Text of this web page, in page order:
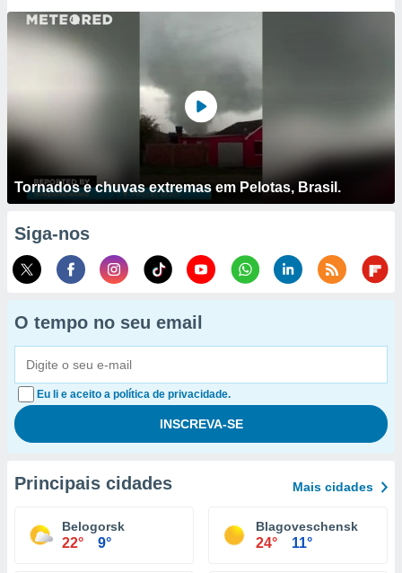
Tornados e chuvas extremas em Pelotas, Brasil.
Siga-nos
O tempo no seu email
Eu li e aceito a política de privacidade.
Principais cidades Mais cidades
Belogorsk
22° 9°
Blagoveschensk
24° 11°